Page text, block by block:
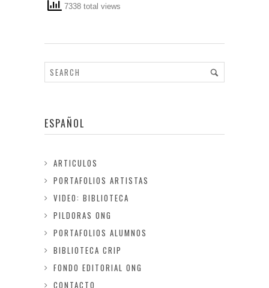
7338 total views
ESPAÑOL
ARTICULOS
PORTAFOLIOS ARTISTAS
VIDEO: BIBLIOTECA
PILDORAS ONG
PORTAFOLIOS ALUMNOS
BIBLIOTECA CRIP
FONDO EDITORIAL ONG
CONTACTO